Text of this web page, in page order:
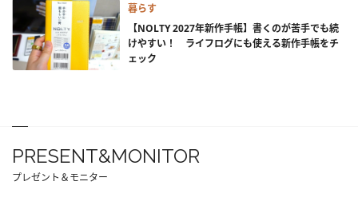
暮らす
【NOLTY 2027年新作手帳】書くのが苦手でも続
けやすい！ ライフログにも使える新作手帳をチ
ェック
PRESENT&MONITOR
プレゼント＆モニター